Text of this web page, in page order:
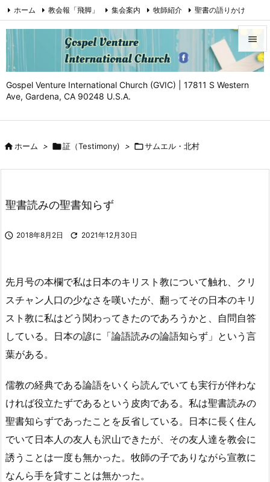
Gospel Venture International Church (GVIC) | 17811 S Western
Ave, Gardena, CA 90248 U.S.A.


次へ
ホーム 教会報「飛脚」 集会案内 牧師紹介 聖書の語りかけ
証（Testimony) お問い合わせ Facebook YouTube
ホーム > 証（Testimony) > サムエル・北村
聖書読みの聖書知らず
 2018年8月2日  2021年12月30日
先月号の本欄で私は日本のキリスト教について触れ、クリ
スチャン人口の少なさを嘆いたが、翻ってその日本のキリ
スト教に私はどう関わってきたのであろうかと、自問自答
している。日本の諺に「論語読みの論語知らず」という言
葉がある。
儒教の経典である論語をいくら読んでいても実行が伴わな
ければ役立たずであるという皮肉である。私は聖書読みの
聖書知らずであったことを反省している。日本に長く住ん
でいて日本人の友人も沢山できたが、その友人達を教会に
誘うことは一度も無かった。牧師の子でありながら宣教に
なんら手を貸すことは無かった。